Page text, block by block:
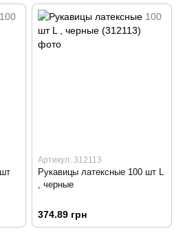
Артикул: 312113
Рукавицы латексные 100 шт L
, черные
374.89 грн